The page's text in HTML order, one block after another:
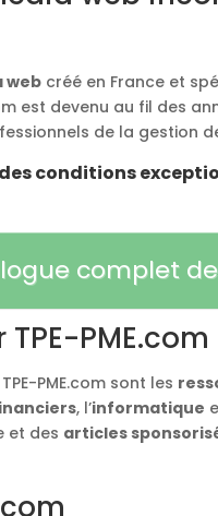
web créé en France et
est devenu au fil des
de la gestion
conditions
complet
PME.com
PME.com sont les
, l’informatique
et des articles